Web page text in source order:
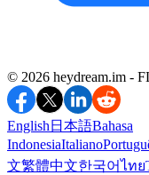
©️ 2026 heydream.im -
English 日本語Bahasa
IndonesiaItaliano
文繁體中文한국어ไทย